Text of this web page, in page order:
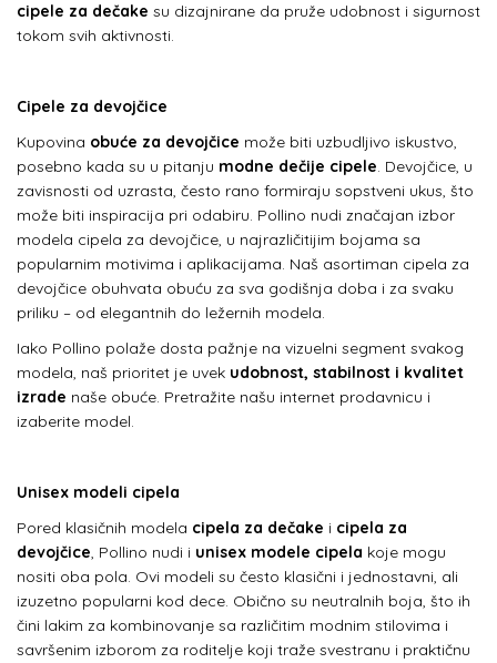
cipele za dečake su dizajnirane da pruže udobnost i sigurnost
tokom svih aktivnosti.
Cipele za devojčice
Kupovina obuće za devojčice može biti uzbudljivo iskustvo,
posebno kada su u pitanju modne dečije cipele. Devojčice, u
zavisnosti od uzrasta, često rano formiraju sopstveni ukus, što
može biti inspiracija pri odabiru. Pollino nudi značajan izbor
modela cipela za devojčice, u najrazličitijim bojama sa
popularnim motivima i aplikacijama. Naš asortiman cipela za
devojčice obuhvata obuću za sva godišnja doba i za svaku
priliku – od elegantnih do ležernih modela.
Iako Pollino polaže dosta pažnje na vizuelni segment svakog
modela, naš prioritet je uvek udobnost, stabilnost i kvalitet
izrade naše obuće. Pretražite našu internet prodavnicu i
izaberite model.
Unisex modeli cipela
Pored klasičnih modela cipela za dečake i cipela za
devojčice, Pollino nudi i unisex modele cipela koje mogu
nositi oba pola. Ovi modeli su često klasični i jednostavni, ali
izuzetno popularni kod dece. Obično su neutralnih boja, što ih
čini lakim za kombinovanje sa različitim modnim stilovima i
savršenim izborom za roditelje koji traže svestranu i praktičnu